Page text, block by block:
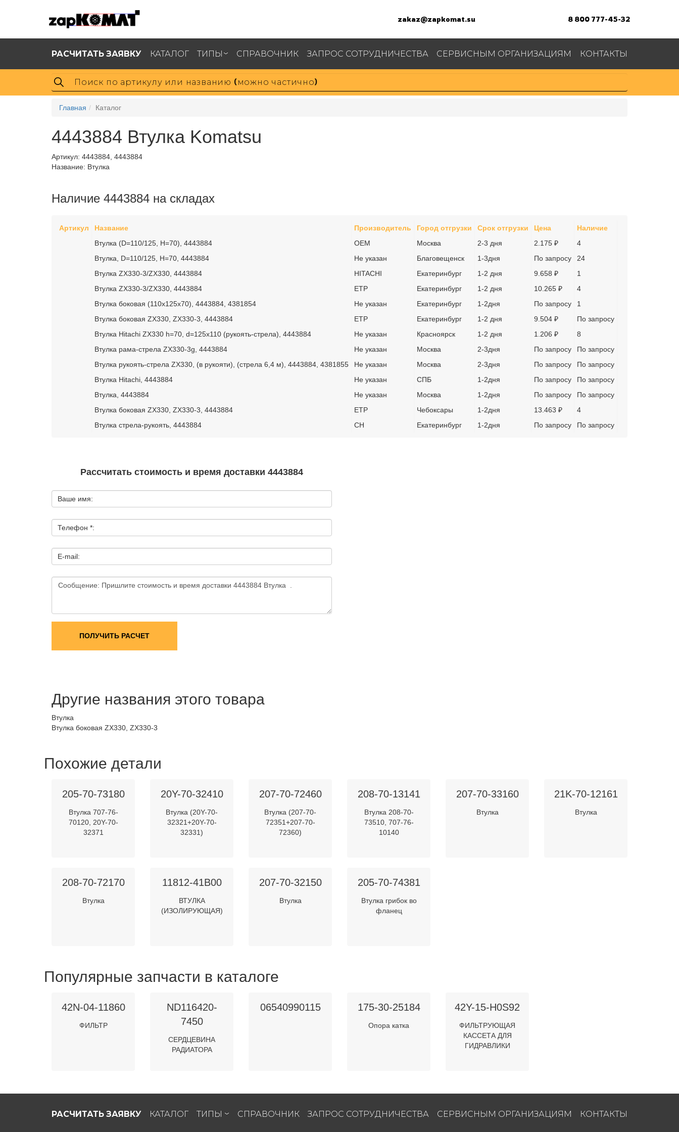
zakaz@zapkomat.su 8 800 777-45-32
РАСЧИТАТЬ ЗАЯВКУ КАТАЛОГ ТИПЫ СПРАВОЧНИК ЗАПРОС СОТРУДНИЧЕСТВА СЕРВИСНЫМ ОРГАНИЗАЦИЯМ КОНТАКТЫ
Главная Каталог
4443884 Втулка Komatsu
Артикул: 4443884, 4443884
Название: Втулка
Наличие 4443884 на складах
Артикул Название Производитель Город отгрузки Срок отгрузки Цена
Наличие
Втулка (D=110/125, H=70), 4443884
OEM Москва 2-3 дня 2.175 ₽
4
Втулка, D=110/125, H=70, 4443884
Не указан Благовещенск 1-3дня По запросу
24
Втулка ZX330-3/ZX330, 4443884
HITACHI Екатеринбург 1-2 дня 9.658 ₽
1
Втулка ZX330-3/ZX330, 4443884
ETP Екатеринбург 1-2 дня 10.265 ₽
4
Втулка боковая (110x125x70), 4443884, 4381854
Не указан Екатеринбург 1-2дня По запросу
1
Втулка боковая ZX330, ZX330-3, 4443884
ETP Екатеринбург 1-2 дня 9.504 ₽
По запросу
Втулка Hitachi ZX330 h=70, d=125х110 (рукоять-стрела), 4443884
Не указан Красноярск 1-2 дня 1.206 ₽
8
Втулка рама-стрела ZX330-3g, 4443884
Не указан Москва 2-3дня По запросу
По запросу
Втулка рукоять-стрела ZX330, (в рукояти), (стрела 6,4 м), 4443884, 4381855
Не указан Москва 2-3дня По запросу
По запросу
Втулка Hitachi, 4443884
Не указан СПБ 1-2дня По запросу
По запросу
Втулка, 4443884
Не указан Москва 1-2дня По запросу
По запросу
Втулка боковая ZX330, ZX330-3, 4443884
ETP Чебоксары 1-2дня 13.463 ₽
4
Втулка стрела-рукоять, 4443884
CH Екатеринбург 1-2дня По запросу По запросу
Рассчитать стоимость и время доставки 4443884
Ваше имя:
Телефон *:
E-mail:
ПОЛУЧИТЬ РАСЧЕТ
Другие названия этого товара
Втулка
Втулка боковая ZX330, ZX330-3
Похожие детали
205-70-73180
Втулка 707-76-
70120, 20Y-70-
32371
20Y-70-32410
Втулка (20Y-70-
32321+20Y-70-
32331)
207-70-72460
Втулка (207-70-
72351+207-70-
72360)
208-70-13141
Втулка 208-70-
73510, 707-76-
10140
207-70-33160
Втулка
21K-70-12161
Втулка
208-70-72170
Втулка
11812-41B00
ВТУЛКА
(ИЗОЛИРУЮЩАЯ)
207-70-32150
Втулка
205-70-74381
Втулка грибок во
фланец
Популярные запчасти в каталоге
42N-04-11860
ФИЛЬТР
ND116420-
7450
СЕРДЦЕВИНА
РАДИАТОРА
06540990115 175-30-25184
Опора катка
42Y-15-H0S92
ФИЛЬТРУЮЩАЯ
КАССЕТА ДЛЯ
ГИДРАВЛИКИ
РАСЧИТАТЬ ЗАЯВКУ КАТАЛОГ ТИПЫ СПРАВОЧНИК ЗАПРОС СОТРУДНИЧЕСТВА СЕРВИСНЫМ ОРГАНИЗАЦИЯМ КОНТАКТЫ